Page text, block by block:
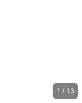
1 / 13